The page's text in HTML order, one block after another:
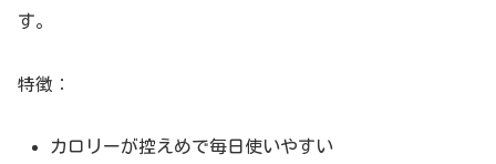
す。
特徴：
カロリーが控えめで毎日使いやすい